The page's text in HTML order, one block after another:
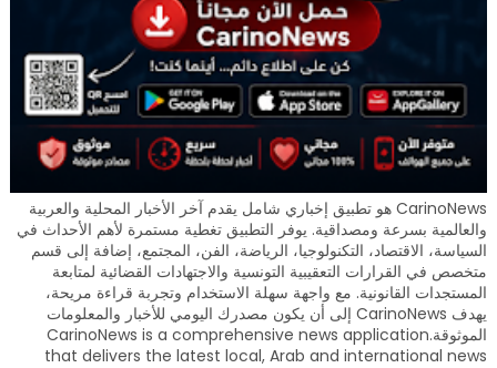
CarinoNews هو تطبيق إخباري شامل يقدم آخر الأخبار المحلية والعربية
والعالمية بسرعة ومصداقية. يوفر التطبيق تغطية مستمرة لأهم الأحداث في
السياسة، الاقتصاد، التكنولوجيا، الرياضة، الفن، المجتمع، إضافة إلى قسم
متخصص في القرارات التعقيبية التونسية والاجتهادات القضائية لمتابعة
المستجدات القانونية. مع واجهة سهلة الاستخدام وتجربة قراءة مريحة،
يهدف CarinoNews إلى أن يكون مصدرك اليومي للأخبار والمعلومات
الموثوقة.CarinoNews is a comprehensive news application
that delivers the latest local, Arab and international news